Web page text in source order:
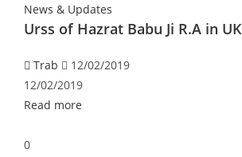
News & Updates
Urss of Hazrat Babu Ji R.A in UK
Trab
12/02/2019
12/02/2019
Read more
0